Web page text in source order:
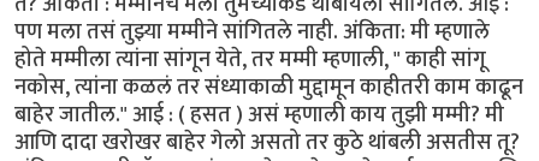
पण मला तसं तुझ्या मम्मीने सांगितले नाही. अंकिता: मी म्हणाले
होते मम्मीला त्यांना सांगून येते, तर मम्मी म्हणाली, " काही सांगू
नकोस, त्यांना कळलं तर संध्याकाळी मुद्दामून काहीतरी काम काढून
बाहेर जातील." आई : ( हसत ) असं म्हणाली काय तुझी मम्मी? मी
आणि दादा खरोखर बाहेर गेलो असतो तर कुठे थांबली असतीस तू?